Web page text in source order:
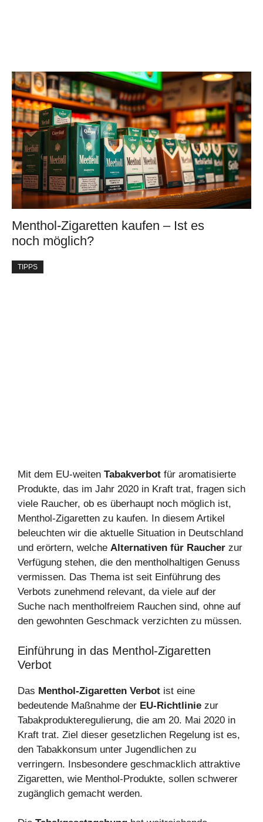
Menthol-Zigaretten kaufen – Ist es
noch möglich?
TIPPS
Mit dem EU-weiten Tabakverbot für aromatisierte
Produkte, das im Jahr 2020 in Kraft trat, fragen sich
viele Raucher, ob es überhaupt noch möglich ist,
Menthol-Zigaretten zu kaufen. In diesem Artikel
beleuchten wir die aktuelle Situation in Deutschland
und erörtern, welche Alternativen für Raucher zur
Verfügung stehen, die den mentholhaltigen Genuss
vermissen. Das Thema ist seit Einführung des
Verbots zunehmend relevant, da viele auf der
Suche nach mentholfreiem Rauchen sind, ohne auf
den gewohnten Geschmack verzichten zu müssen.
Einführung in das Menthol-Zigaretten
Verbot
Das Menthol-Zigaretten Verbot ist eine
bedeutende Maßnahme der EU-Richtlinie zur
Tabakprodukteregulierung, die am 20. Mai 2020 in
Kraft trat. Ziel dieser gesetzlichen Regelung ist es,
den Tabakkonsum unter Jugendlichen zu
verringern. Insbesondere geschmacklich attraktive
Zigaretten, wie Menthol-Produkte, sollen schwerer
zugänglich gemacht werden.